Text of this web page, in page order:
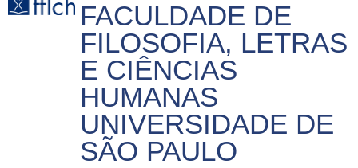
FACULDADE DE
FILOSOFIA, LETRAS
E CIÊNCIAS
HUMANAS
UNIVERSIDADE DE
SÃO PAULO